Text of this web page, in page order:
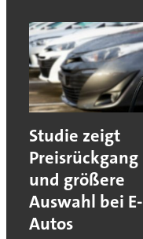
Studie zeigt
Preisrückgang
und größere
Auswahl bei E-
Autos